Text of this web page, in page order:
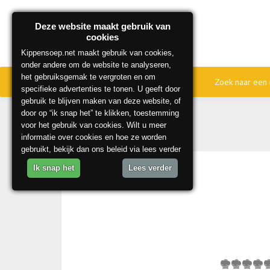
Home Onze beste recepten Zoek naar
Deze website maakt gebruik van
cookies
Kippensoep.net maakt gebruik van cookies,
onder andere om de website te analyseren,
het gebruiksgemak te vergroten en om
specifieke advertenties te tonen. U geeft door
gebruik te blijven maken van deze website, of
door op “ik snap het” te klikken, toestemming
voor het gebruik van cookies. Wilt u meer
informatie over cookies en hoe ze worden
gebruikt, bekijk dan ons beleid via lees verder
Ik snap het Lees verder